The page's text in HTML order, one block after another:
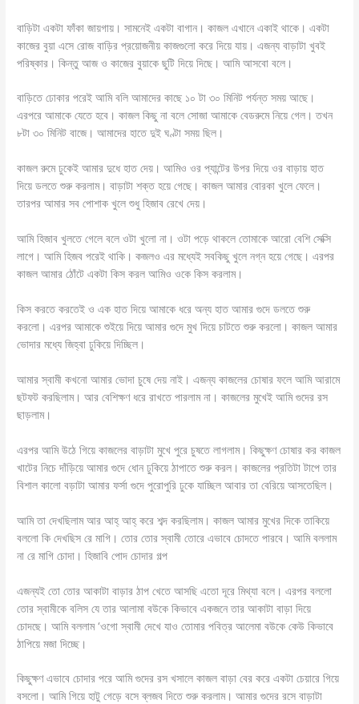
বাড়িটা একটা ফাঁকা জায়গায়। সামনেই একটা বাগান। কাজল এখানে একাই থাকে। একটা
কাজের বুয়া এসে রোজ বাড়ির প্রয়োজনীয় কাজগুলো করে দিয়ে যায়। এজন্য বাড়াটা খুবই
পরিষ্কার। কিন্তু আজ ও কাজের বুয়াকে ছুটি দিয়ে দিছে। আমি আসবো বলে।
বাড়িতে ঢোকার পরেই আমি বলি আমাদের কাছে ১০ টা ৩০ মিনিট পর্যন্ত সময় আছে।
এরপরে আমাকে যেতে হবে। কাজল কিছু না বলে সোজা আমাকে বেডরুমে নিয়ে গেল। তখন
৮টা ৩০ মিনিট বাজে। আমাদের হাতে দুই ঘণ্টা সময় ছিল।
কাজল রুমে ঢুকেই আমার দুধে হাত দেয়। আমিও ওর প্যান্টের উপর দিয়ে ওর বাড়ায় হাত
দিয়ে ডলতে শুরু করলাম। বাড়াটা শক্ত হয়ে গেছে। কাজল আমার বোরকা খুলে ফেলে।
তারপর আমার সব পোশাক খুলে শুধু হিজাব রেখে দেয়।
আমি হিজাব খুলতে গেলে বলে ওটা খুলো না। ওটা পড়ে থাকলে তোমাকে আরো বেশি সেক্সি
লাগে। আমি হিজব পরেই থাকি। কজলও এর মধ্যেই সবকিছু খুলে নগ্ন হয়ে গেছে। এরপর
কাজল আমার ঠোঁটে একটা কিস করল আমিও ওকে কিস করলাম।
কিস করতে করতেই ও এক হাত দিয়ে আমাকে ধরে অন্য হাত আমার গুদে ডলতে শুরু
করলো। এরপর আমাকে শুইয়ে দিয়ে আমার গুদে মুখ দিয়ে চাটতে শুরু করলো। কাজল আমার
ভোদার মধ্যে জিহ্বা ঢুকিয়ে দিচ্ছিল।
আমার স্বামী কখনো আমার ভোদা চুষে দেয় নাই। এজন্য কাজলের চোষার ফলে আমি আরামে
ছটফট করছিলাম। আর বেশিক্ষণ ধরে রাখতে পারলাম না। কাজলের মুখেই আমি গুদের রস
ছাড়লাম‌‌।
এরপর আমি উঠে গিয়ে কাজলের বাড়াটা মুখে পুরে চুষতে লাগলাম। কিছুক্ষণ চোষার কর কাজল
খাটের নিচে দাঁড়িয়ে আমার গুদে ধোন ঢুকিয়ে ঠাপাতে শুরু করল। কাজলের প্রতিটা টাপে তার
বিশাল কালো বড়াটা আমার ফর্সা গুদে পুরোপুরি ঢুকে যাচ্ছিল আবার তা বেরিয়ে আসতেছিল।
আমি তা দেখছিলাম আর আহ্ আহ্ করে শব্দ করছিলাম। কাজল আমার মুখের দিকে তাকিয়ে
বললো কি দেখছিস রে মাগি। তোর তোর স্বামী তোরে এভাবে চোদতে পারবে। আমি বললাম
না রে মাগি চোদা। হিজাবি পোদ চোদার গল্প
এজন্যই তো তোর আকাটা বাড়ার ঠাপ খেতে আসছি এতো দূরে মিথ্যা বলে। এরপর বললো
তোর স্বামীকে বলিস যে তার আলামা বউকে কিভাবে একজনে তার আকাটা বাড়া দিয়ে
চোদছে। আমি বললাম ‘ওগো স্বামী দেখে যাও তোমার পবিত্র আলেমা বউকে কেউ কিভাবে
ঠাপিয়ে মজা দিচ্ছে।
কিছুক্ষণ এভাবে চোদার পরে আমি গুদের রস খসালে কাজল বাড়া বের করে একটা চেয়ারে গিয়ে
বসলো। আমি গিয়ে হাটু গেড়ে বসে ব্লজব দিতে শুরু করলাম। আমার গুদের রসে বাড়াটা